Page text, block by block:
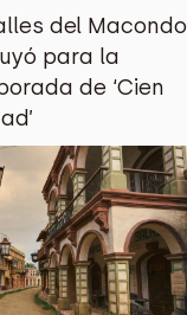
del Macondo
para la
de ‘Cien